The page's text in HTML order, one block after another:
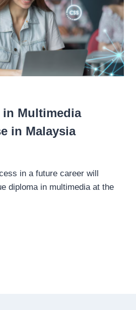
in Multimedia
in Malaysia
in a future career will
diploma in multimedia at the